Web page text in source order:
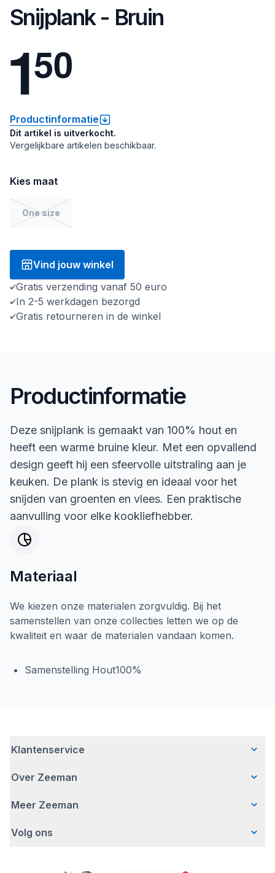
Snijplank - Bruin
150
Productinformatie
Dit artikel is uitverkocht.
Vergelijkbare artikelen beschikbaar.
Kies maat
One size
Vind jouw winkel
Gratis verzending vanaf 50 euro
In 2-5 werkdagen bezorgd
Gratis retourneren in de winkel
Productinformatie
Deze snijplank is gemaakt van 100% hout en
heeft een warme bruine kleur. Met een opvallend
design geeft hij een sfeervolle uitstraling aan je
keuken. De plank is stevig en ideaal voor het
snijden van groenten en vlees. Een praktische
aanvulling voor elke kookliefhebber.
Materiaal
We kiezen onze materialen zorgvuldig. Bij het
samenstellen van onze collecties letten we op de
kwaliteit en waar de materialen vandaan komen.
Samenstelling Hout100%
Klantenservice
Veelgestelde vragen
Bezorgen
Retourneren
Over Zeeman
Wie wij zijn
Hoe wij verantwoord ondernemen
Meer Zeeman
Veiligheidswaarschuwing
Volg ons